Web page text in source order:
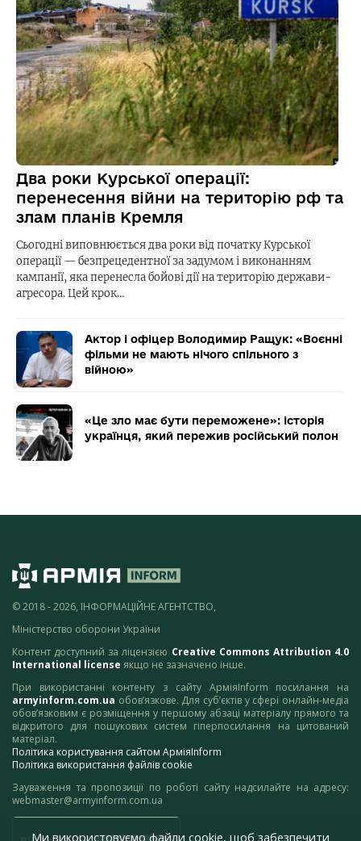
Два роки Курської операції:
перенесення війни на територію рф та
злам планів Кремля
Сьогодні виповнюється два роки від початку Курської
операції — безпрецедентної за задумом і виконанням
кампанії, яка перенесла бойові дії на територію держави-
агресора. Цей крок…
Актор і офіцер Володимир Ращук: «Воєнні
фільми не мають нічого спільного з
війною»
«Це зло має бути переможене»: історія
українця, який пережив російський полон
© 2018 - 2026, ІНФОРМАЦІЙНЕ АГЕНТСТВО,
Міністерство оборони України
Контент доступний за ліцензією Creative Commons Attribution 4.0
International license якщо не зазначено інше.
При використанні контенту з сайту АрміяInform посилання на
armyinform.com.ua обов’язкове. Для суб’єктів у сфері онлайн-медіа
обов’язковим є розміщення у першому абзаці матеріалу прямого та
відкритого для пошукових систем гіперпосилання на цитований
матеріал.
Політика користування сайтом АрміяInform
Політика використання файлів cookie
Зауваження та пропозиції по роботі сайту надсилайте на адресу:
webmaster@armyinform.com.ua
Ми використовуємо файли cookie, щоб забезпечити